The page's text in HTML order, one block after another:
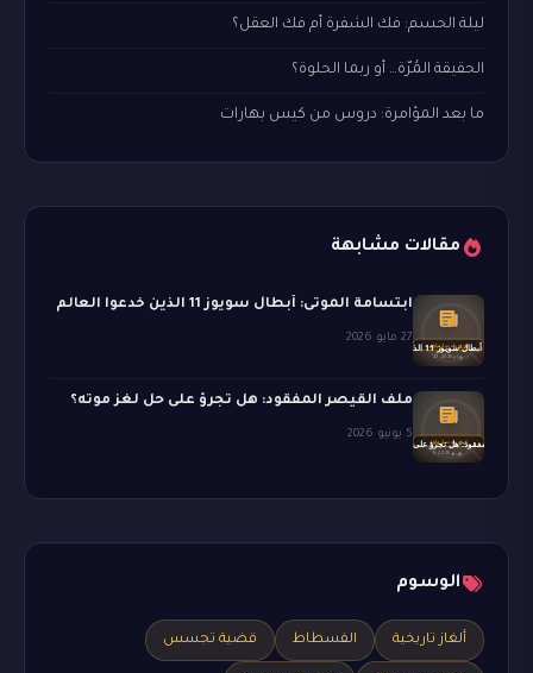
ليلة الحسم: فك الشفرة أم فك العقل؟
الحقيقة المُرّة… أو ربما الحلوة؟
ما بعد المؤامرة: دروس من كيس بهارات
مقالات مشابهة
ابتسامة الموتى: أبطال سويوز 11 الذين خدعوا العالم
27 مايو 2026
ملف القيصر المفقود: هل تجرؤ على حل لغز موته؟
5 يونيو 2026
الوسوم
ألغاز تاريخية الفسطاط قضية تجسس